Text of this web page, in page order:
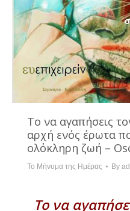
Το να αγαπήσεις
αρχή ενός έρωτα
ολόκληρη ζωή –
Το Μήνυμα της Ημέρας By
Το να